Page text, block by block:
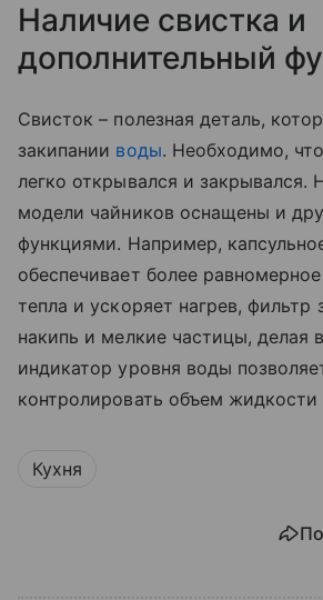
Наличие свистка и
дополнительный
Свисток – полезная деталь,
закипании воды. Необходимо,
легко открывался и закрывался.
модели чайников оснащены и
функциями. Например,
обеспечивает более
тепла и ускоряет нагрев, фильтр
накипь и мелкие частицы, делая
индикатор уровня воды
контролировать объем жидкости
Кухня